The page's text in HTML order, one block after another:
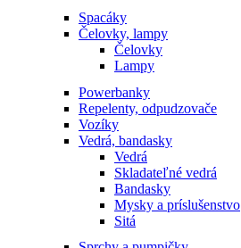
Spacáky
Čelovky, lampy
Čelovky
Lampy
Powerbanky
Repelenty, odpudzovače
Vozíky
Vedrá, bandasky
Vedrá
Skladateľné vedrá
Bandasky
Mysky a príslušenstvo
Sitá